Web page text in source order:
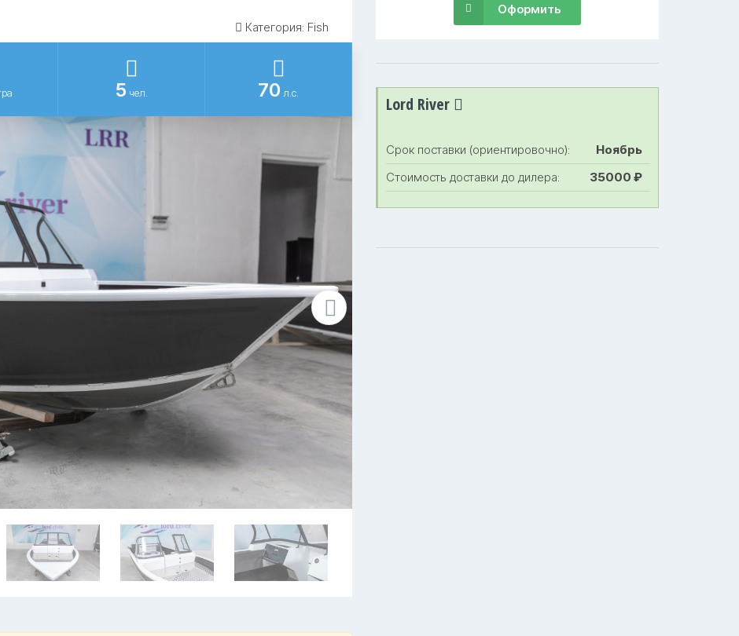
Категория: Fish
5 чел. 70 л.с.
Оформить
Lord River
Срок поставки (ориентировочно):
Ноябрь
Стоимость доставки до дилера:
35000 ₽